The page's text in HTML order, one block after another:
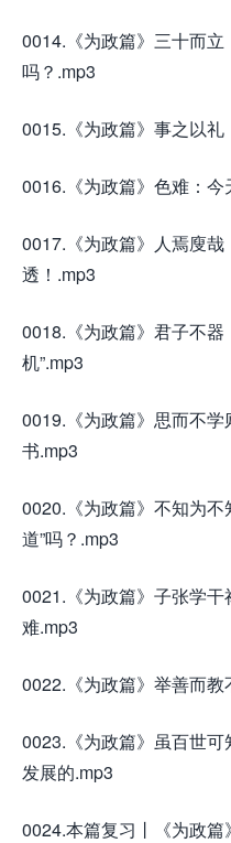
0014.《为政篇》三十而
吗？.mp3
0015.《为政篇》事之以
0016.《为政篇》色难：今
0017.《为政篇》人焉廋
透！.mp3
0018.《为政篇》君子不
机”.mp3
0019.《为政篇》思而不
书.mp3
0020.《为政篇》不知为
道”吗？.mp3
0021.《为政篇》子张学
难.mp3
0022.《为政篇》举善而
0023.《为政篇》虽百世
发展的.mp3
0024.本篇复习丨《为政篇